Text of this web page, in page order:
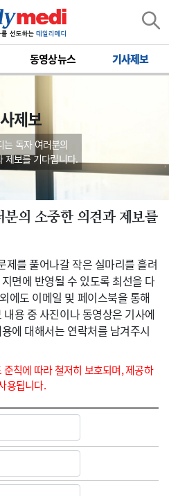
동영상뉴스 기사제보
제보
는 독자 여러분의
제보를 기다립니다.
의 소중한 의견과 제보를
제를 풀어나갈 작은 실마리를 흘려
면에 반영될 수 있도록 최선을 다
에도 이메일 및 페이스북을 통해
용 중 사진이나 동영상은 기사에
에 대해서는 연락처를 남겨주시
칙에 따라 철저히 보호되며, 제공하
용됩니다.